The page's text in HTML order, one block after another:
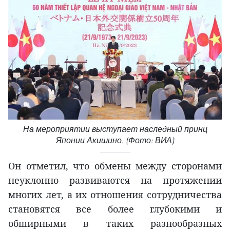
На мероприятии выступает наследный принц
Японии Акишино. (Фото: ВИА)
Он отметил, что обмены между сторонами
неуклонно развиваются на протяжении
многих лет, а их отношения сотрудничества
становятся все более глубокими и
обширными в таких разнообразных